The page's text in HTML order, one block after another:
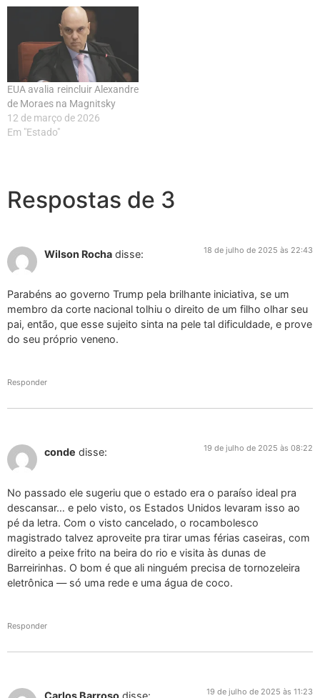
EUA avalia reincluir Alexandre
de Moraes na Magnitsky
12 de março de 2026
Em "Estado"
Respostas de 3
Wilson Rocha disse: 18 de julho de 2025 às 22:43
Parabéns ao governo Trump pela brilhante iniciativa, se um
membro da corte nacional tolhiu o direito de um filho olhar seu
pai, então, que esse sujeito sinta na pele tal dificuldade, e prove
do seu próprio veneno.
Responder
conde disse: 19 de julho de 2025 às 08:22
No passado ele sugeriu que o estado era o paraíso ideal pra
descansar… e pelo visto, os Estados Unidos levaram isso ao
pé da letra. Com o visto cancelado, o rocambolesco
magistrado talvez aproveite pra tirar umas férias caseiras, com
direito a peixe frito na beira do rio e visita às dunas de
Barreirinhas. O bom é que ali ninguém precisa de tornozeleira
eletrônica — só uma rede e uma água de coco.
Responder
19 de julho de 2025 às 11:23